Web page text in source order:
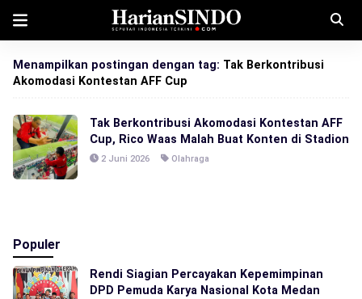
Menampilkan postingan dengan tag: Tak Berkontribusi
Akomodasi Kontestan AFF Cup
Tak Berkontribusi Akomodasi Kontestan AFF
Cup, Rico Waas Malah Buat Konten di Stadion
2 Juni 2026 Olahraga
Populer
Rendi Siagian Percayakan Kepemimpinan
DPD Pemuda Karya Nasional Kota Medan